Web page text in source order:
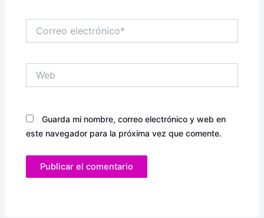
electrónico*
Guarda mi nombre, correo electrónico y web en
este navegador para la próxima vez que comente.